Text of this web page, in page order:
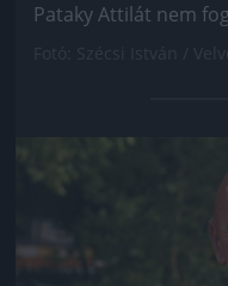
Pataky Attilát nem